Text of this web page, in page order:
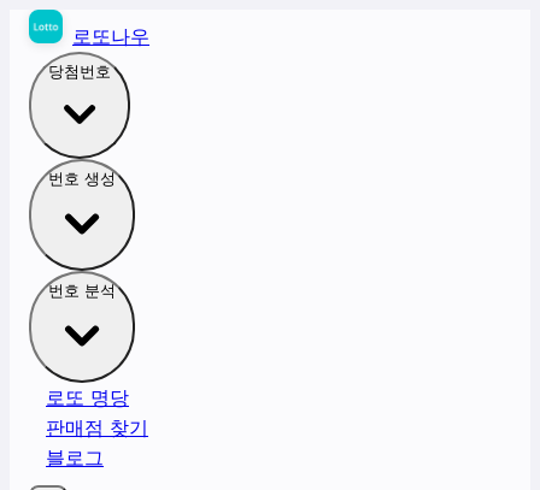
로또나우
당첨번호
번호 생성
번호 분석
로또 명당
판매점 찾기
블로그